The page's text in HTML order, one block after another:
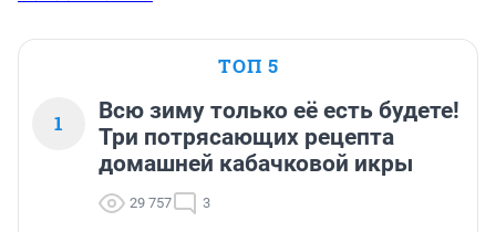
ТОП 5
1
Всю зиму только её есть будете!
Три потрясающих рецепта
домашней кабачковой икры
29 757 3